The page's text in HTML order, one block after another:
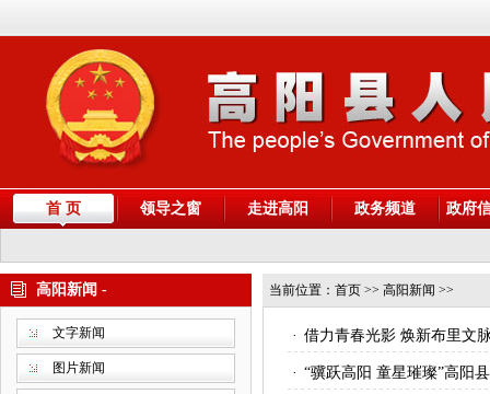
首 页 领导之窗 走进高阳 政务频道 政府
高阳新闻 -
文字新闻
图片新闻
当前位置： 首页 >> 高阳新闻 >>
· 借力青春光影 焕新布里文
· “骥跃高阳 童星璀璨”高阳